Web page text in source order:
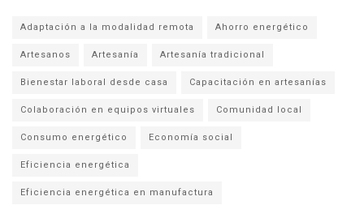
Adaptación a la modalidad remota Ahorro energético
Artesanos Artesanía Artesanía tradicional
Bienestar laboral desde casa Capacitación en artesanías
Colaboración en equipos virtuales Comunidad local
Consumo energético Economía social
Eficiencia energética
Eficiencia energética en manufactura